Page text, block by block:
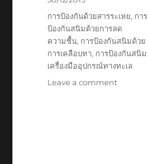
Tags
การป้องกันด้วยสารระเหย, การ
ป้องกันสนิมด้วยการลด
ความชื้น, การป้องกันสนิมด้วย
การเคลือบทา, การป้องกันสนิม
เครื่องมืออุปกรณ์ทางทะเล
Leave a commenton